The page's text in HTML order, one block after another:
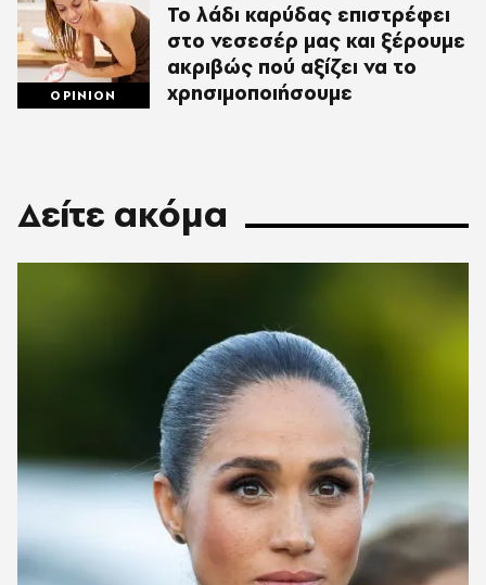
OPINION
Το λάδι καρύδας επιστρέφει
στο νεσεσέρ μας και ξέρουμε
ακριβώς πού αξίζει να το
χρησιμοποιήσουμε
Δείτε ακόμα